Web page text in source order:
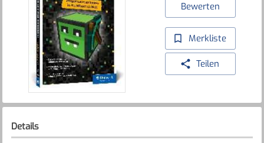
Bewerten
Merkliste
Teilen
Details